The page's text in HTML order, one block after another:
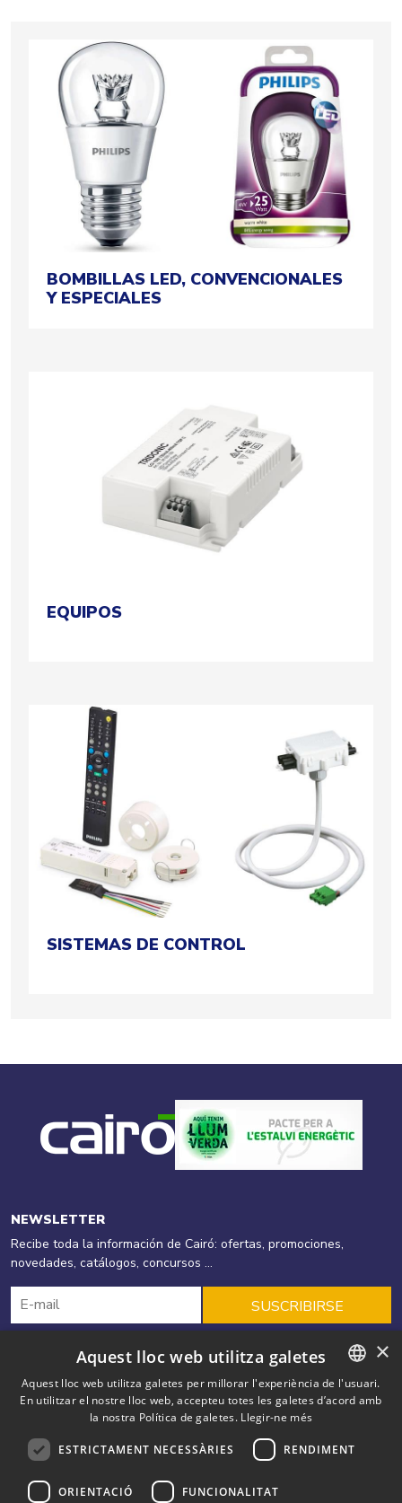
BOMBILLAS LED, CONVENCIONALES
Y ESPECIALES
EQUIPOS
SISTEMAS DE CONTROL
Cairó Productos
Energias Renovables
Eficiencia energética
Ofertas Soluciones
Blog
Contacto
Cairó. Av. Salou, 55 AD500 Andorra la Vella Principat d'Andorra
NEWSLETTER
Recibe toda la información de Cairó: ofertas, promociones,
novedades, catálogos, concursos ...
SUSCRIBIRSE
CATALAN
×
Aquest lloc web utilitza galetes
Aquest lloc web utilitza galetes per millorar l'experiència de l'usuari.
En utilitzar el nostre lloc web, accepteu totes les galetes d’acord amb
la nostra Política de galetes. Llegir-ne més
ESTRICTAMENT NECESSÀRIES RENDIMENT
ORIENTACIÓ FUNCIONALITAT